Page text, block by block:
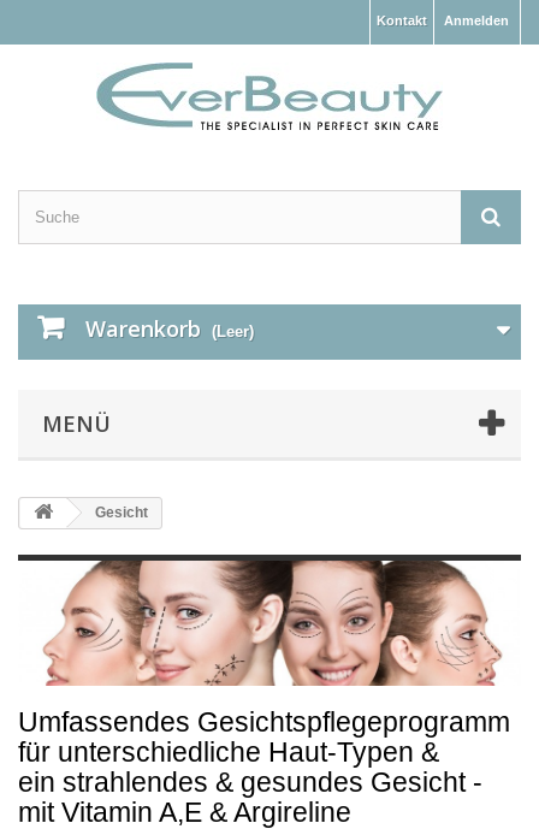
Anmelden
Kontakt
Warenkorb (Leer)
MENÜ
Gesicht
Umfassendes Gesichtspflegeprogramm
für unterschiedliche Haut-Typen &
ein strahlendes & gesundes Gesicht -
mit Vitamin A,E & Argireline